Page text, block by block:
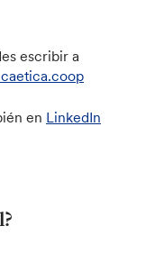
escribir a
en LinkedIn